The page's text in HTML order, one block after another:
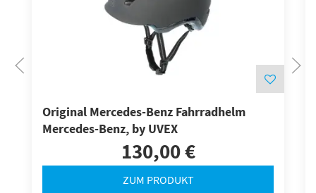
Original Mercedes-Benz Fahrradhelm
Mercedes-Benz, by UVEX
130,00 €
ZUM PRODUKT